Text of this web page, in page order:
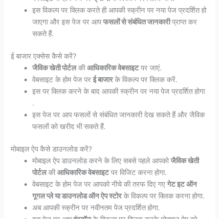
इस विकल्प पर क्लिक करते ही आपकी स्क्रीन पर नया पेज प्रदर्शित हो
जाएगा और इस पेज पर आपफसलों से संबंधित जानकारीप्राप्त कर
सकते हैं.
ई बाजार एक्सेस कैसे करें?
जैविक खेती पोर्टलकीआधिकारिक वेबसाइटपर जाएं.
वेबसाइट के होम पेज परई बाजारके विकल्प पर क्लिक करें.
इस पर क्लिक करने के बाद आपकी स्क्रीन पर नया पेज प्रदर्शित होगा
.
इस पेज पर आप फसलों से संबंधित जानकारी देख सकते हैं और जैविक
फसलों को खरीद भी सकते हैं.
मोबाइल ऐप कैसे डाउनलोड करें?
मोबाइल ऐप डाउनलोड करने के लिए सबसे पहले आपकोजैविक खेती
पोर्टलकीआधिकारिक वेबसाइटपर विजिट करना होगा.
वेबसाइट के होम पेज पर आपको नीचे की तरफ दिए गएगेट इट ऑन
गूगल प्ले या डाउनलोड ऑन ऐप स्टोरके विकल्प पर क्लिक करना होगा.
अब आपकी स्क्रीन पर नवीनतम पेज प्रदर्शित होगा.